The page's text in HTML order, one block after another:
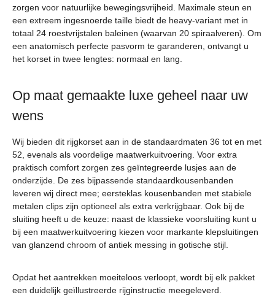
zorgen voor natuurlijke bewegingsvrijheid. Maximale steun en
een extreem ingesnoerde taille biedt de heavy-variant met in
totaal 24 roestvrijstalen baleinen (waarvan 20 spiraalveren). Om
een anatomisch perfecte pasvorm te garanderen, ontvangt u
het korset in twee lengtes: normaal en lang.
Op maat gemaakte luxe geheel naar uw
wens
Wij bieden dit rijgkorset aan in de standaardmaten 36 tot en met
52, evenals als voordelige maatwerkuitvoering. Voor extra
praktisch comfort zorgen zes geïntegreerde lusjes aan de
onderzijde. De zes bijpassende standaardkousenbanden
leveren wij direct mee; eersteklas kousenbanden met stabiele
metalen clips zijn optioneel als extra verkrijgbaar. Ook bij de
sluiting heeft u de keuze: naast de klassieke voorsluiting kunt u
bij een maatwerkuitvoering kiezen voor markante klepsluitingen
van glanzend chroom of antiek messing in gotische stijl.
Opdat het aantrekken moeiteloos verloopt, wordt bij elk pakket
een duidelijk geïllustreerde rijginstructie meegeleverd.